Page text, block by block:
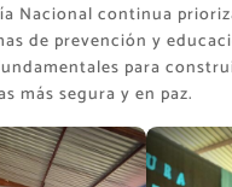
Nacional continua
de prevención y
para
más segura y en paz.